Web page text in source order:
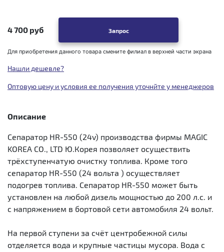
4 700 руб Запрос
Для приобретения данного товара смените филиал в верхней части экрана
Нашли дешевле?
Оптовую цену и условия ее получения уточнйте у менеджеров
Описание
Сепаратор HR-550 (24v) производства фирмы MAGIC
KOREA CO., LTD Ю.Корея позволяет осуществить
трёхступенчатую очистку топлива. Кроме того
сепаратор HR-550 (24 вольта ) осуществляет
подогрев топлива. Сепаратор HR-550 может быть
установлен на любой дизель мощностью до 200 л.с. и
с напряжением в бортовой сети автомобиля 24 вольт.
На первой ступени за счёт центробежной силы
отделяется вода и крупные частицы мусора. Вода с